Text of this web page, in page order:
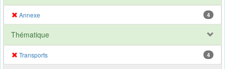
Annexe 4
Thématique
Transports 4